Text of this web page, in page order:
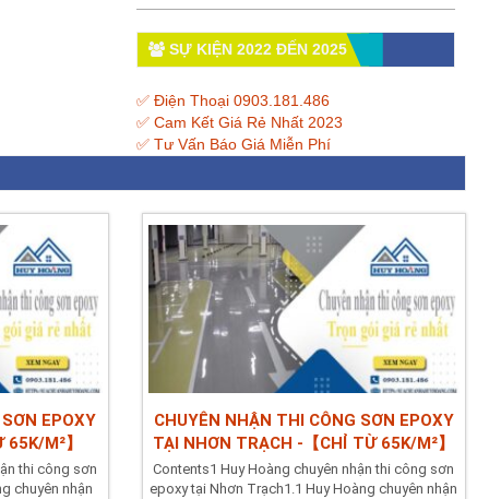
SỰ KIỆN 2022 ĐẾN 2025
✅ Điện Thoại 0903.181.486
✅ Cam Kết Giá Rẻ Nhất 2023
✅ Tư Vấn Báo Giá Miễn Phí
EPOXY
M²】
thi công sơn
chuyên nhận
CHUYÊN NHẬN THI CÔNG SƠN EPOXY
TẠI NHƠN TRẠCH -【CHỈ TỪ 65K/M²】
Contents1 Huy Hoàng chuyên nhận thi công sơn
epoxy tại Nhơn Trạch1.1 Huy Hoàng chuyên nhận